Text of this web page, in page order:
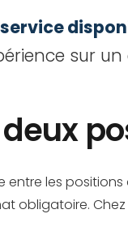
service
sur
les
obligatoire.